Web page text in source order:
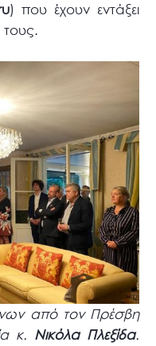
) που έχουν εντάξει
από τον Πρέσβη
κ. Νικόλα Πλεξίδα.